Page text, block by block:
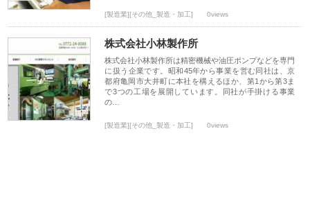
[製造業][その他_製造・加工] 0views
株式会社小林製作所
株式会社小林製作所は精密機械や油圧ポンプなどを専門
に扱う企業です。昭和45年から事業を営む同社は、京
都府亀岡市大井町に本社を構えるほか、第1から第3ま
で3つの工場を展開しています。同社が手掛ける事業
の…
[製造業][その他_製造・加工] 0views